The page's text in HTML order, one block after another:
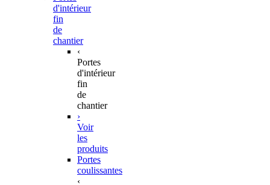
d'intérieur
fin
de
chantier
‹
Portes
d'intérieur
fin
de
chantier
›
Voir
les
produits
Portes
coulissantes
‹